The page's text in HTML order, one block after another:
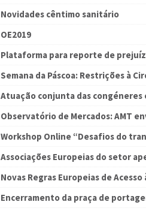
Novidades cêntimo sanitário
OE2019
Plataforma para reporte de
Semana da Páscoa: Restrições à
Atuação conjunta das congéneres
Observatório de Mercados: AMT
Workshop Online “Desafios do
Associações Europeias do setor
Novas Regras Europeias de
Encerramento da praça de